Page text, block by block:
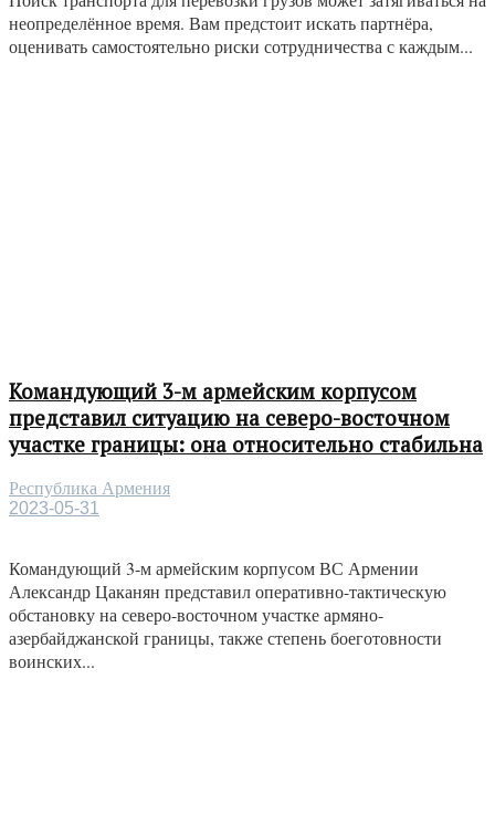
неопределённое время. Вам предстоит искать партнёра,
оценивать самостоятельно риски сотрудничества с каждым...
Командующий 3-м армейским корпусом
представил ситуацию на северо-восточном
участке границы: она относительно стабильна
Республика Армения
2023-05-31
Командующий 3-м армейским корпусом ВС Армении
Александр Цаканян представил оперативно-тактическую
обстановку на северо-восточном участке армяно-
азербайджанской границы, также степень боеготовности
воинских...